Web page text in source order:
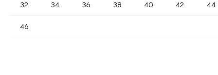
32 34 36 38 40 42 44
46